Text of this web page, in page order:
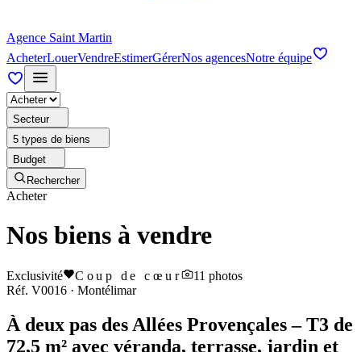
Agence Saint Martin
AcheterLouerVendreEstimerGérerNos agencesNotre équipe
Secteur
5 types de biens
Budget
Rechercher
Acheter
Nos biens à vendre
Exclusivité Coup de cœur 11 photos
Réf. V0016 · Montélimar
À deux pas des Allées Provençales – T3 de
72,5 m² avec véranda, terrasse, jardin et